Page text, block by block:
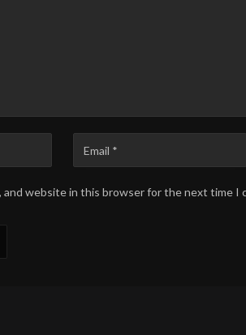
and website in this browser for the next time I